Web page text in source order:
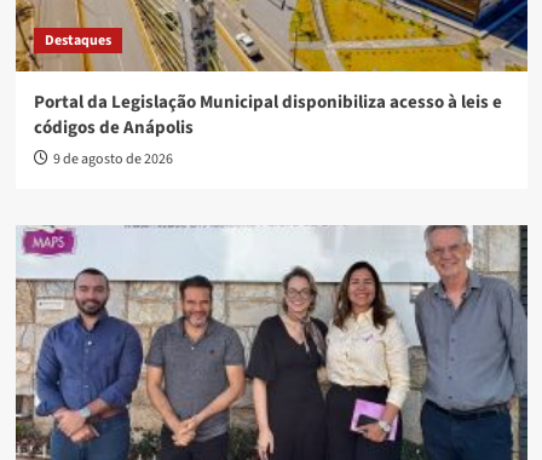
Destaques
Portal da Legislação Municipal disponibiliza acesso à leis e
códigos de Anápolis
9 de agosto de 2026